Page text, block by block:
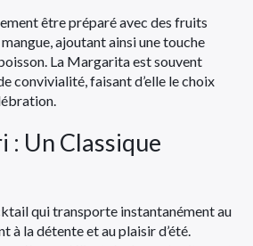
être préparé avec des fruits
ajoutant ainsi une touche
La Margarita est souvent
convivialité, faisant d’elle le choix
: Un Classique
qui transporte instantanément au
à la détente et au plaisir d’été.